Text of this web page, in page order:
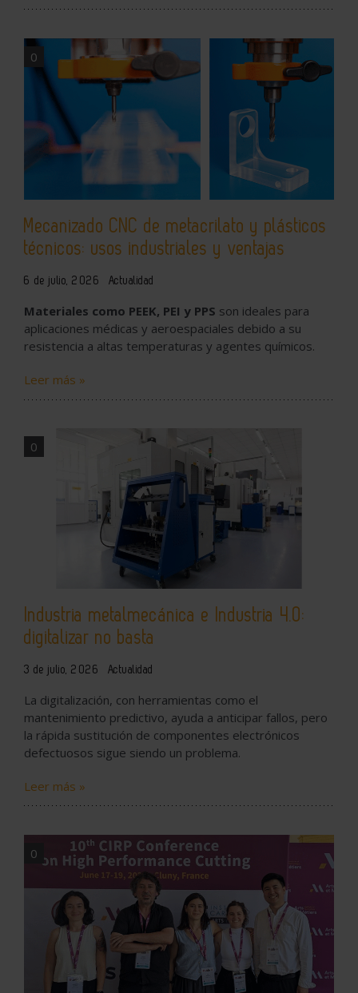
0
Mecanizado CNC de metacrilato y plásticos
técnicos: usos industriales y ventajas
6 de julio, 2026 Actualidad
Materiales como PEEK, PEI y PPS son ideales para
aplicaciones médicas y aeroespaciales debido a su
resistencia a altas temperaturas y agentes químicos.
Leer más »
0
Industria metalmecánica e Industria 4.0:
digitalizar no basta
3 de julio, 2026 Actualidad
La digitalización, con herramientas como el
mantenimiento predictivo, ayuda a anticipar fallos, pero
la rápida sustitución de componentes electrónicos
defectuosos sigue siendo un problema.
Leer más »
0